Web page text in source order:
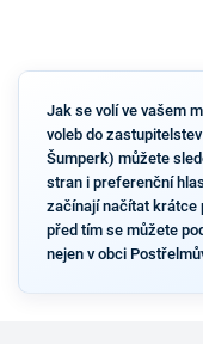
Jak se volí ve vašem
voleb do
Šumperk) můžete
stran i preferenční
začínají načítat krátce
před tím se můžete
nejen v obci